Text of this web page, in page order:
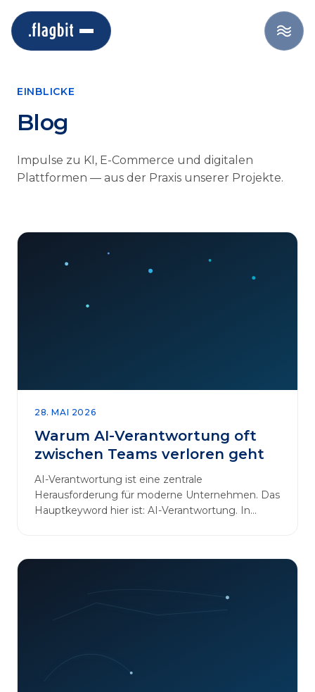
EINBLICKE
Blog
Impulse zu KI, E-Commerce und digitalen
Plattformen — aus der Praxis unserer Projekte.
28. MAI 2026
Warum AI-Verantwortung oft
zwischen Teams verloren geht
AI-Verantwortung ist eine zentrale
Herausforderung für moderne Unternehmen. Das
Hauptkeyword hier ist: AI-Verantwortung. In